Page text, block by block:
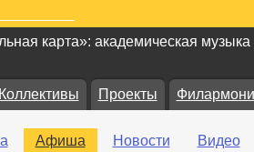
карта»: академическая музыка
Коллективы Проекты
Афиша Новости Видео